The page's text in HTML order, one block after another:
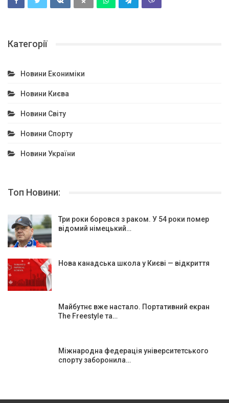
Категорії
Новини Екониміки
Новини Києва
Новини Світу
Новини Спорту
Новини України
Топ Новини:
Три роки боровся з раком. У 54 роки помер
відомий німецький…
Нова канадська школа у Києві — відкриття
Майбутнє вже настало. Портативний екран
The Freestyle та…
Міжнародна федерація університетського
спорту заборонила…